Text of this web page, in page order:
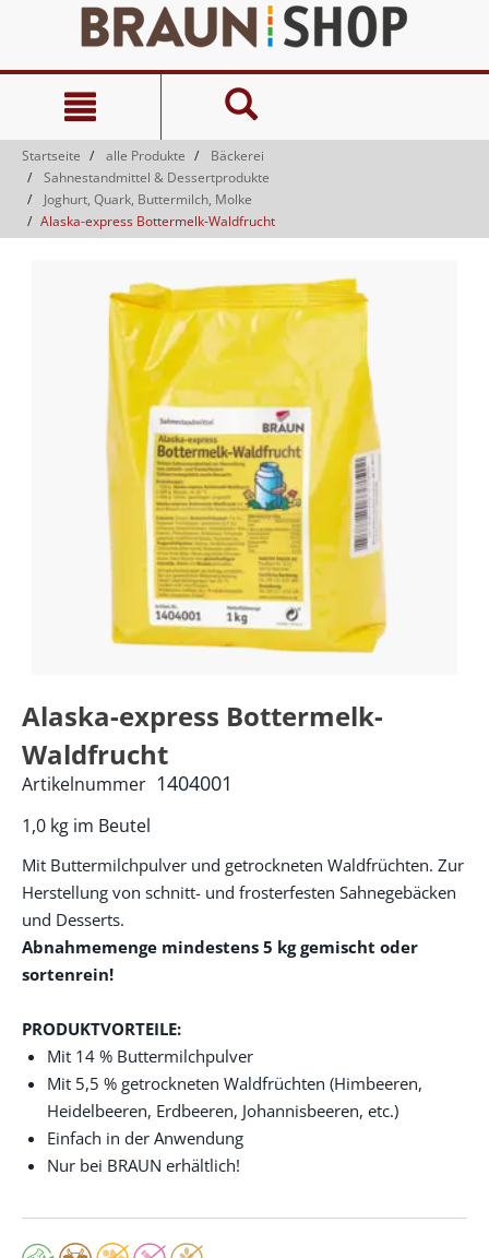
springen
Navigationsmenü
springen
Startseite alle Produkte
Bäckerei
Sahnestandmittel & Dessertprodukte
Joghurt, Quark, Buttermilch, Molke
Alaska-express Bottermelk-Waldfrucht
Alaska-express Bottermelk-
Waldfrucht
1,0 kg im Beutel
Artikelnummer 1404001
Mit Buttermilchpulver und getrockneten Waldfrüchten. Zur
Herstellung von schnitt- und frosterfesten Sahnegebäcken
und Desserts.
Abnahmemenge mindestens 5 kg gemischt oder
sortenrein!
PRODUKTVORTEILE:
Mit 14 % Buttermilchpulver
Mit 5,5 % getrockneten Waldfrüchten (Himbeeren,
Heidelbeeren, Erdbeeren, Johannisbeeren, etc.)
Einfach in der Anwendung
Nur bei BRAUN erhältlich!